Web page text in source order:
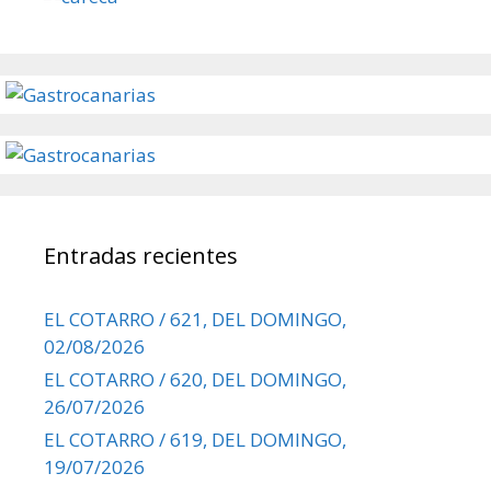
Entradas recientes
EL COTARRO / 621, DEL DOMINGO,
02/08/2026
EL COTARRO / 620, DEL DOMINGO,
26/07/2026
EL COTARRO / 619, DEL DOMINGO,
19/07/2026